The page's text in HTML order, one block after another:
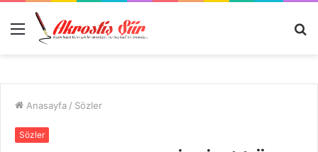
Menü
Anasayfa / Sözler
Sözler